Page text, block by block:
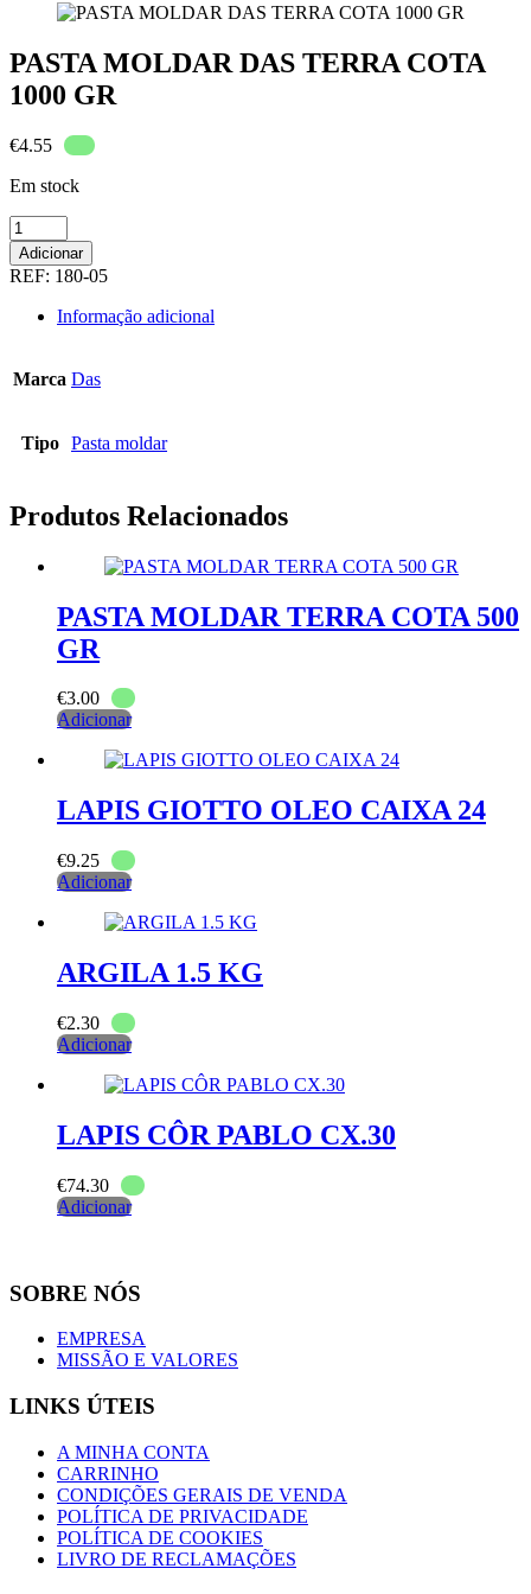
PASTA MOLDAR DAS TERRA COTA
1000 GR
€4.55
Em stock
Quantidade
de
PASTA
MOLDAR
DAS
TERRA
1000
Adicionar
REF: 180-05
Informação adicional
Marca Das
Tipo Pasta moldar
Produtos Relacionados
PASTA MOLDAR TERRA COTA 500
GR
€3.00
Adicionar
LAPIS GIOTTO OLEO CAIXA 24
€9.25
Adicionar
ARGILA 1.5 KG
€2.30
Adicionar
LAPIS CÔR PABLO CX.30
€74.30
Adicionar
SOBRE NÓS
EMPRESA
MISSÃO E VALORES
LINKS ÚTEIS
A MINHA CONTA
CARRINHO
CONDIÇÕES GERAIS DE VENDA
POLÍTICA DE PRIVACIDADE
POLÍTICA DE COOKIES
LIVRO DE RECLAMAÇÕES